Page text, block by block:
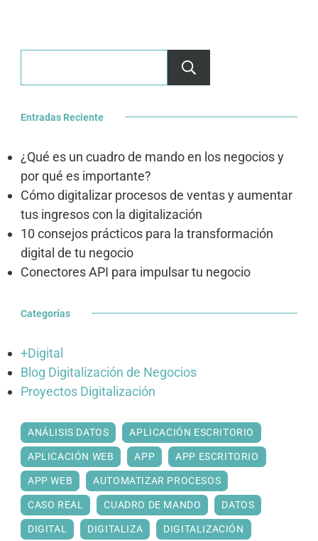
Entradas Reciente
¿Qué es un cuadro de mando en los negocios y
por qué es importante?
Cómo digitalizar procesos de ventas y aumentar
tus ingresos con la digitalización
10 consejos prácticos para la transformación
digital de tu negocio
Conectores API para impulsar tu negocio
Categorías
+Digital
Blog Digitalización de Negocios
Proyectos Digitalización
ANÁLISIS DATOS APLICACIÓN ESCRITORIO
APLICACIÓN WEB APP APP ESCRITORIO
APP WEB AUTOMATIZAR PROCESOS
CASO REAL CUADRO DE MANDO DATOS
DIGITAL DIGITALIZA DIGITALIZACIÓN